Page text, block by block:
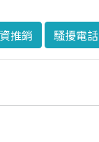
推銷
騷擾電話